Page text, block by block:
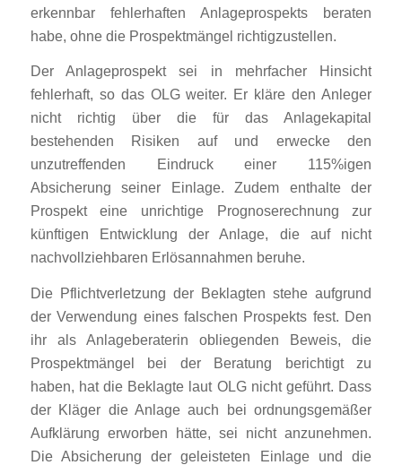
erkennbar fehlerhaften Anlageprospekts beraten
habe, ohne die Prospektmängel richtigzustellen.
Der Anlageprospekt sei in mehrfacher Hinsicht
fehlerhaft, so das OLG weiter. Er kläre den Anleger
nicht richtig über die für das Anlagekapital
bestehenden Risiken auf und erwecke den
unzutreffenden Eindruck einer 115%igen
Absicherung seiner Einlage. Zudem enthalte der
Prospekt eine unrichtige Prognoserechnung zur
künftigen Entwicklung der Anlage, die auf nicht
nachvollziehbaren Erlösannahmen beruhe.
Die Pflichtverletzung der Beklagten stehe aufgrund
der Verwendung eines falschen Prospekts fest. Den
ihr als Anlageberaterin obliegenden Beweis, die
Prospektmängel bei der Beratung berichtigt zu
haben, hat die Beklagte laut OLG nicht geführt. Dass
der Kläger die Anlage auch bei ordnungsgemäßer
Aufklärung erworben hätte, sei nicht anzunehmen.
Die Absicherung der geleisteten Einlage und die